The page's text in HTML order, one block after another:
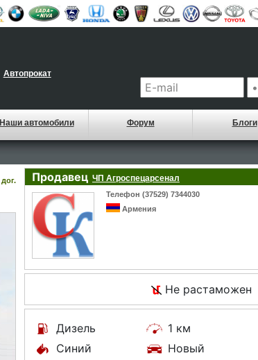
Автопрокат
Наши автомобили Форум Блоги
дог. Продавец ЧП Агроспецарсенал
Телефон (37529) 7344030
Армения
Не растаможен
Дизель 1 км
Синий
Новый